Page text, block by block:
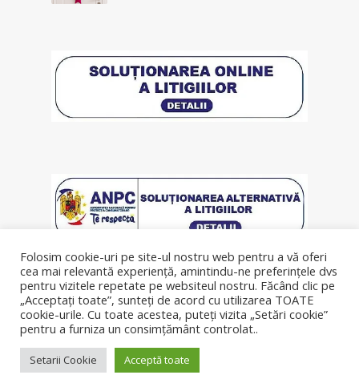
© Copyright 2019, lenjeriipatut.ro
Folosim cookie-uri pe site-ul nostru web pentru a vă oferi
cea mai relevantă experiență, amintindu-ne preferințele dvs
pentru vizitele repetate pe websiteul nostru. Făcând clic pe
„Acceptați toate”, sunteți de acord cu utilizarea TOATE
cookie-urile. Cu toate acestea, puteți vizita „Setări cookie”
pentru a furniza un consimțământ controlat..
Setarii Cookie Acceptă toate